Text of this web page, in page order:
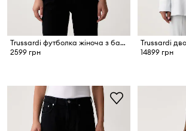
Trussardi футболка жіноча з бавовною
2599 грн
14899 грн